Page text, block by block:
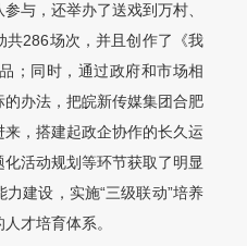
与，还举办了送戏到万村、
共286场次，并且创作了《我
；同时，通过政府和市场相
办法，把皖新传媒集团合肥
，搭建起政企协作的长久运
活动规划等环节获取了明显
建设，实施“三级联动”培养
才培育体系。